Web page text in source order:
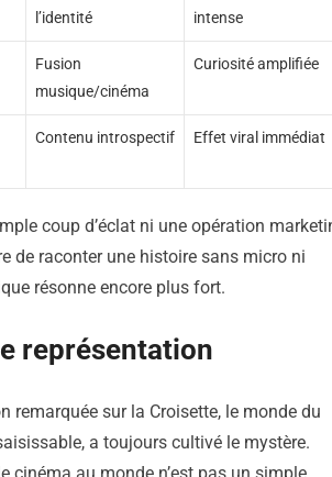
l’identité
intense
Fusion
musique/cinéma
Curiosité amplifiée
Contenu introspectif Effet viral immédiat
coup d’éclat ni une opération
de raconter une histoire sans micro ni
résonne encore plus fort.
représentation
sur la Croisette, le monde du
a toujours cultivé le mystère.